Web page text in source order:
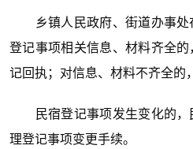
乡镇人民政府、街道办事处
登记事项相关信息、材料齐全
记回执；对信息、材料不齐全的
民宿登记事项发生变化的，
理登记事项变更手续。